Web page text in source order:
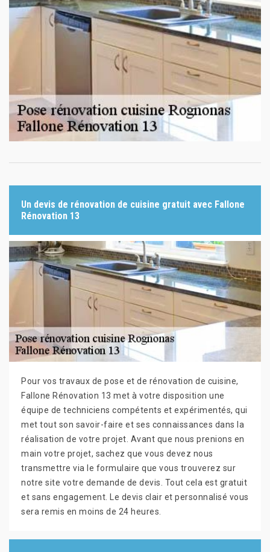
Un devis de rénovation de cuisine gratuit avec Fallone
Rénovation 13
Pour vos travaux de pose et de rénovation de cuisine,
Fallone Rénovation 13 met à votre disposition une
équipe de techniciens compétents et expérimentés, qui
met tout son savoir-faire et ses connaissances dans la
réalisation de votre projet. Avant que nous prenions en
main votre projet, sachez que vous devez nous
transmettre via le formulaire que vous trouverez sur
notre site votre demande de devis. Tout cela est gratuit
et sans engagement. Le devis clair et personnalisé vous
sera remis en moins de 24 heures.